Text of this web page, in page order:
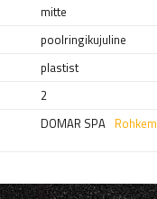
mitte
poolringikujuline
plastist
2
DOMAR SPA Rohkem